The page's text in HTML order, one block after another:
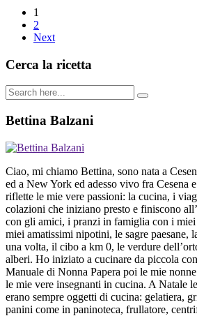
1
2
Next
Cerca la ricetta
Bettina Balzani
Ciao, mi chiamo Bettina, sono nata a
ed a New York ed adesso vivo fra Cesena
riflette le mie vere passioni: la cucina, i
colazioni che iniziano presto e finiscono
con gli amici, i pranzi in famiglia con i
miei amatissimi nipotini, le sagre paesane,
una volta, il cibo a km 0, le verdure
alberi. Ho iniziato a cucinare da piccola
Manuale di Nonna Papera poi le mie
le mie vere insegnanti in cucina. A Natale
erano sempre oggetti di cucina: gelatiera,
panini come in paninoteca, frullatore,